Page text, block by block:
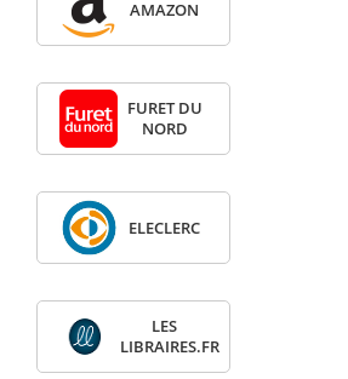
AMAZON
FURET DU
NORD
ELECLERC
LES
LIBRAIRES.FR